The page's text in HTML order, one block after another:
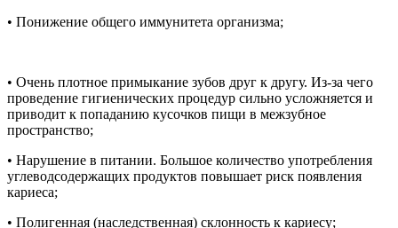
• Понижение общего иммунитета организма;
• Очень плотное примыкание зубов друг к другу. Из-за чего
проведение гигиенических процедур сильно усложняется и
приводит к попаданию кусочков пищи в межзубное
пространство;
• Нарушение в питании. Большое количество употребления
углеводсодержащих продуктов повышает риск появления
кариеса;
• Полигенная (наследственная) склонность к кариесу;